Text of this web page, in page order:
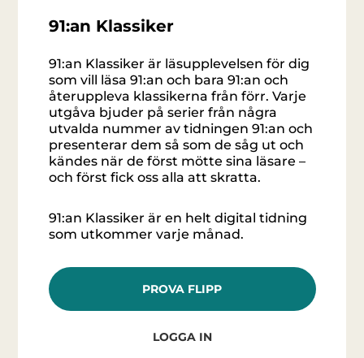
91:an Klassiker
91:an Klassiker är läsupplevelsen för dig
som vill läsa 91:an och bara 91:an och
återuppleva klassikerna från förr. Varje
utgåva bjuder på serier från några
utvalda nummer av tidningen 91:an och
presenterar dem så som de såg ut och
kändes när de först mötte sina läsare –
och först fick oss alla att skratta.
91:an Klassiker är en helt digital tidning
som utkommer varje månad.
PROVA FLIPP
LOGGA IN